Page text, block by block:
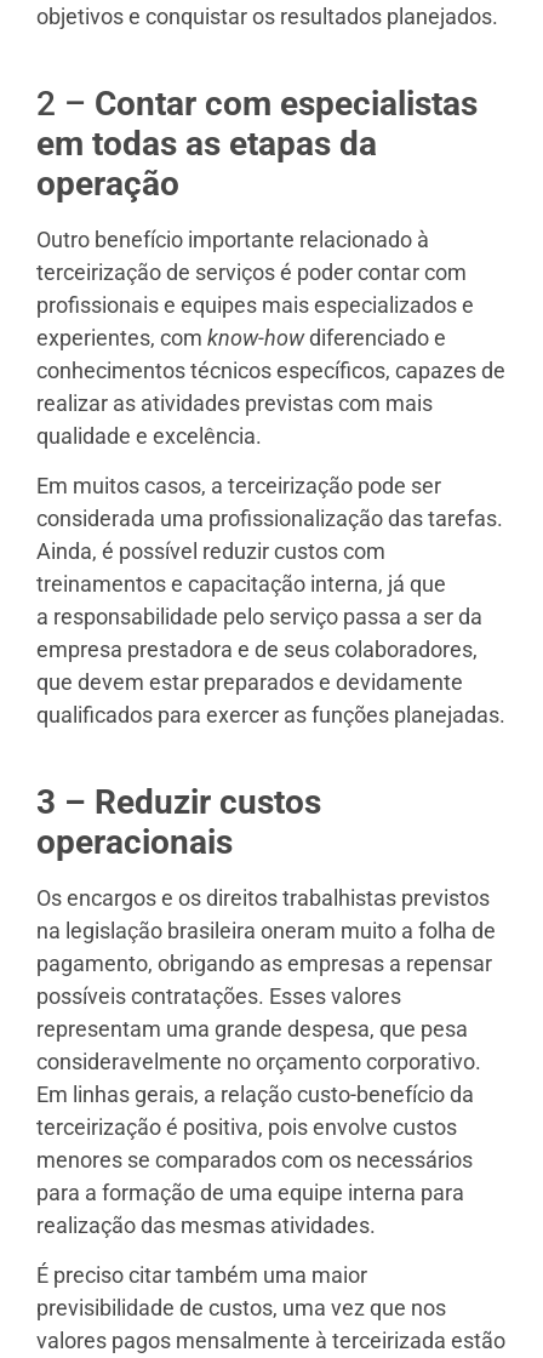
objetivos e conquistar os resultados planejados.
2 – Contar com especialistas
em todas as etapas da
operação
Outro benefício importante relacionado à
terceirização de serviços é poder contar com
profissionais e equipes mais especializados e
experientes, com know-howdiferenciado e
conhecimentos técnicos específicos, capazes de
realizar as atividades previstas com mais
qualidade e excelência.
Em muitos casos, a terceirização pode ser
considerada uma profissionalização das tarefas.
Ainda, é possível reduzir custos com
treinamentos e capacitação interna, já que
a responsabilidade pelo serviço passa a ser da
empresa prestadora e de seus colaboradores,
que devem estar preparados e devidamente
qualificados para exercer as funções planejadas.
3 – Reduzir custos
operacionais
Os encargos e os direitos trabalhistas previstos
na legislação brasileira oneram muito a folha de
pagamento, obrigando as empresas a repensar
possíveis contratações. Esses valores
representam uma grande despesa, que pesa
consideravelmente no orçamento corporativo.
Em linhas gerais, a relação custo-benefício da
terceirização é positiva, pois envolve custos
menores se comparados com os necessários
para a formação de uma equipe interna para
realização das mesmas atividades.
É preciso citar também uma maior
previsibilidade de custos, uma vez que nos
valores pagos mensalmente à terceirizada estão